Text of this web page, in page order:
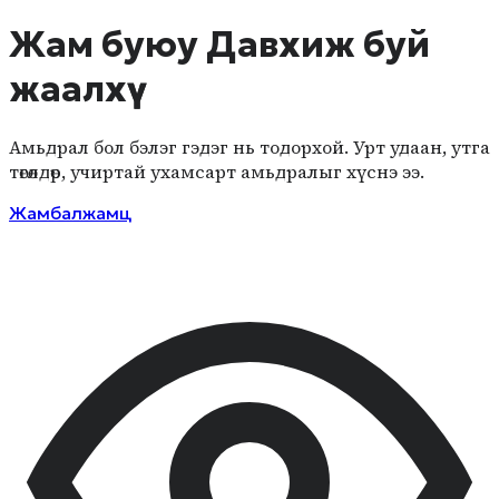
Жам буюу Давхиж буй
жаалхүү
Амьдрал бол бэлэг гэдэг нь тодорхой. Урт удаан, утга
төгөлдөр, учиртай ухамсарт амьдралыг хүснэ ээ.
Жамбалжамц